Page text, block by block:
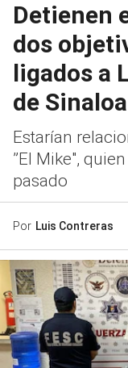
Detienen
dos
ligados a
de Sinaloa
Estarían
”El Mike",
pasado
Por Luis Contreras